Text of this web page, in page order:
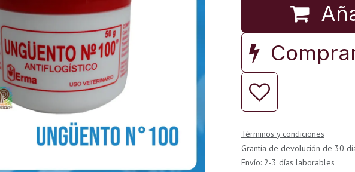
Términos y condiciones
Grantía de devolución de 30
Envío: 2-3 días laborables